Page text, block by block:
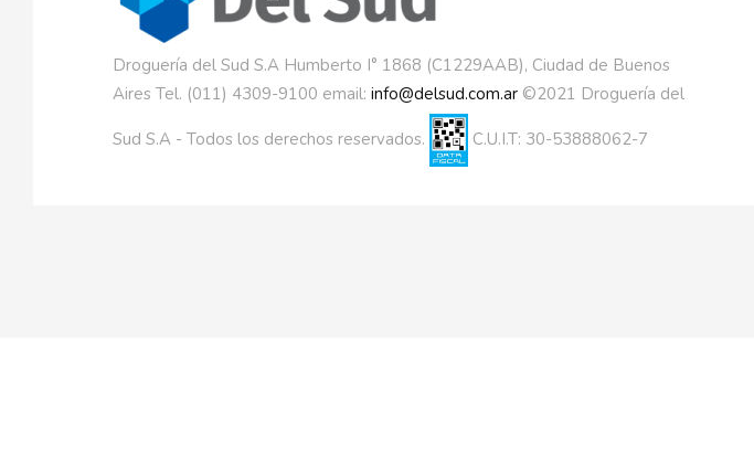
Droguería del Sud S.A Humberto I° 1868 (C1229AAB), Ciudad de Buenos
Aires Tel. (011) 4309-9100 email: info@delsud.com.ar ©2021 Droguería del
Sud S.A - Todos los derechos reservados. C.U.I.T: 30-53888062-7